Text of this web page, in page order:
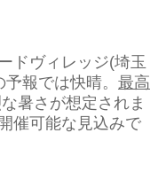
ドヴィレッジ(埼玉
報では快晴。 最高
暑さが想定されま
催可能な見込みで